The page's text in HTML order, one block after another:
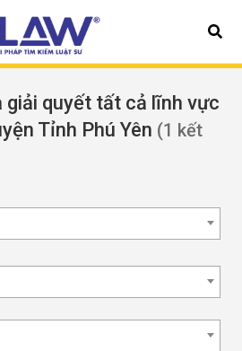
giải quyết tất cả lĩnh vực
Tỉnh Phú Yên (1 kết